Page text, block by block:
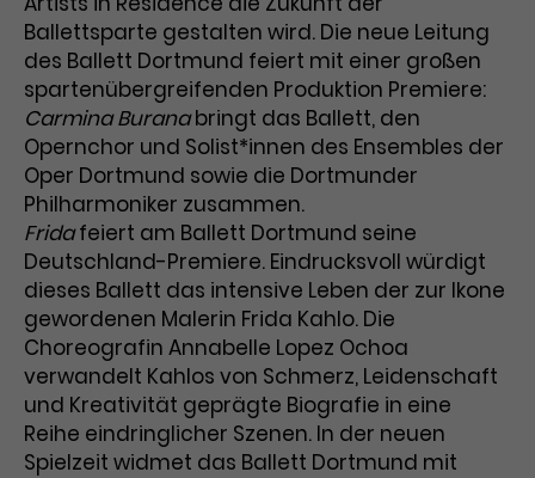
Ballettsparte gestalten wird. Die neue Leitung
des Ballett Dortmund feiert mit einer großen
spartenübergreifenden Produktion Premiere:
Carmina Buranabringt das Ballett, den
Opernchor und Solist*innen des Ensembles der
Oper Dortmund sowie die Dortmunder
Philharmoniker zusammen.
Fridafeiert am Ballett Dortmund seine
Deutschland-Premiere. Eindrucksvoll würdigt
dieses Ballett das intensive Leben der zur Ikone
gewordenen Malerin Frida Kahlo. Die
Choreografin Annabelle Lopez Ochoa
verwandelt Kahlos von Schmerz, Leidenschaft
und Kreativität geprägte Biografie in eine
Reihe eindringlicher Szenen. In der neuen
Spielzeit widmet das Ballett Dortmund mit